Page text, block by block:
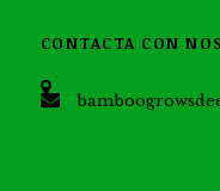
CONTACTA CON